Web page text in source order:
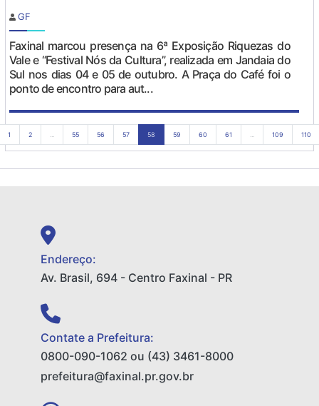
GF
Faxinal marcou presença na 6ª Exposição Riquezas do
Vale e “Festival Nós da Cultura”, realizada em Jandaia do
Sul nos dias 04 e 05 de outubro. A Praça do Café foi o
ponto de encontro para aut...
1 2 55 56 57 58 59 60 61 109 110
Endereço:
Av. Brasil, 694 - Centro Faxinal - PR
Contate a Prefeitura:
0800-090-1062 ou (43) 3461-8000
prefeitura@faxinal.pr.gov.br